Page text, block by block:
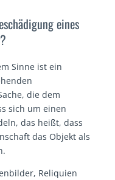
eines
Sinne ist ein
die dem
sich um einen
das heißt, dass
das Objekt als
Reliquien